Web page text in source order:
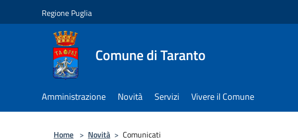
Regione Puglia
Comune di Taranto
Amministrazione Novità Servizi Vivere il Comune
Home > Novità > Comunicati